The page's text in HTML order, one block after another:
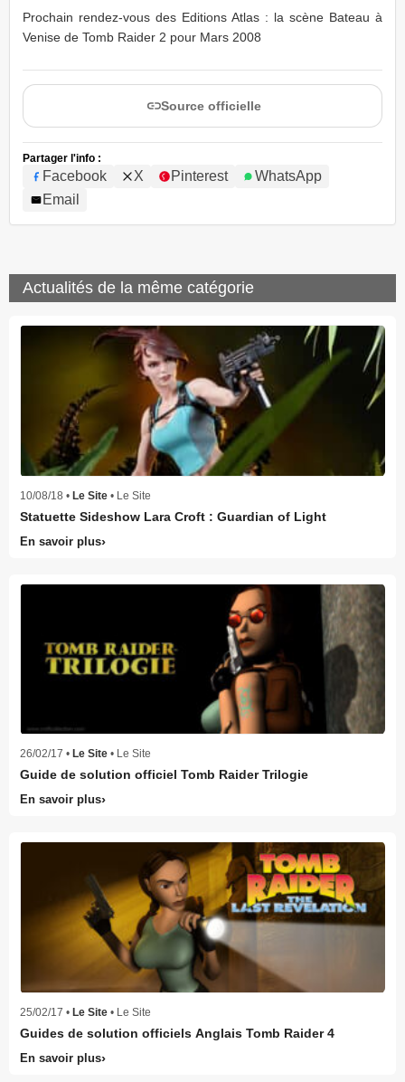
Prochain rendez-vous des Editions Atlas : la scène Bateau à
Venise de Tomb Raider 2 pour Mars 2008
Source officielle
Partager l'info :
Facebook X Pinterest
WhatsApp
Email
Actualités de la même catégorie
10/08/18 • Le Site • Le Site
Statuette Sideshow Lara Croft : Guardian of Light
En savoir plus
26/02/17 • Le Site • Le Site
Guide de solution officiel Tomb Raider Trilogie
En savoir plus
25/02/17 • Le Site • Le Site
Guides de solution officiels Anglais Tomb Raider 4
En savoir plus